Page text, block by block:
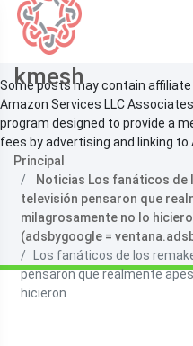
kmesh
Some posts may contain affiliate
Amazon Services LLC
program designed to provide a
fees by advertising and linking to
Principal
Noticias Los fanáticos de
televisión pensaron que
milagrosamente no lo
(adsbygoogle =
Los fanáticos de los
pensaron que realmente
hicieron